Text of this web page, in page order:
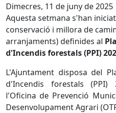
Dimecres, 11 de juny de 2025
Aquesta setmana s'han
conservació i millora de
arranjaments) definides al
d'Incendis forestals (PPI)
L'Ajuntament disposa del
d'Incendis forestals (PPI)
l'Oficina de Prevenció
Desenvolupament Agrari